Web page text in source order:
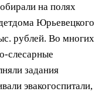
на полях
Юрьевецкого
рублей. Во многих
слесарные
задания
эвакогоспитали,